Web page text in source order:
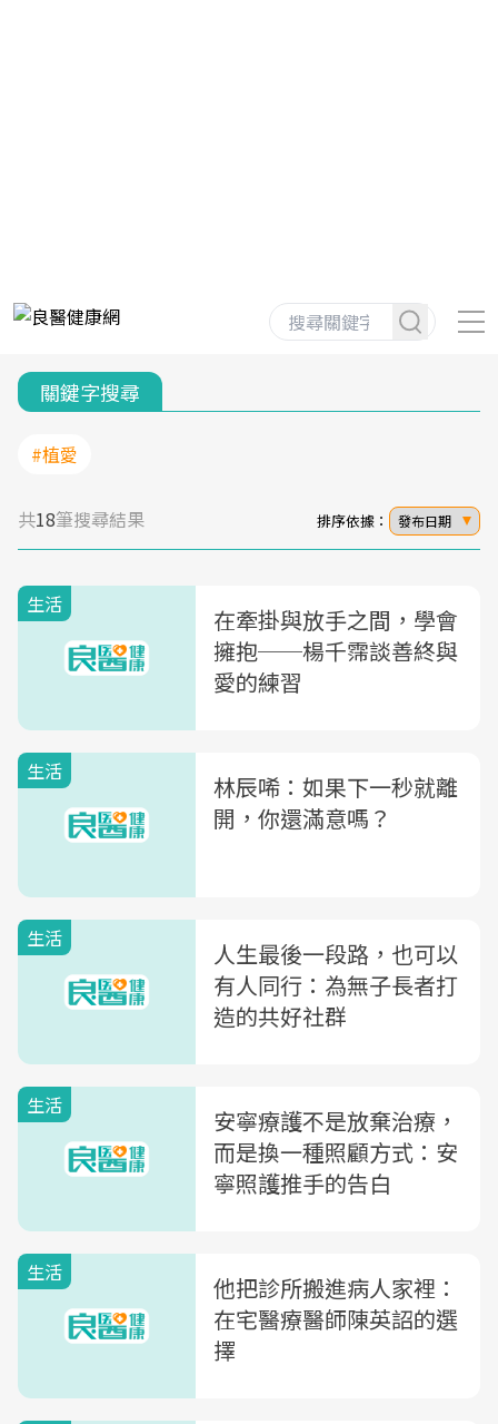
關鍵字搜尋
#植愛
共18筆搜尋結果 排序依據： 發布日期
生活
在牽掛與放手之間，學會
擁抱──楊千霈談善終與
愛的練習
生活
林辰唏：如果下一秒就離
開，你還滿意嗎？
生活
人生最後一段路，也可以
有人同行：為無子長者打
造的共好社群
生活
安寧療護不是放棄治療，
而是換一種照顧方式：安
寧照護推手的告白
生活
他把診所搬進病人家裡：
在宅醫療醫師陳英詔的選
擇